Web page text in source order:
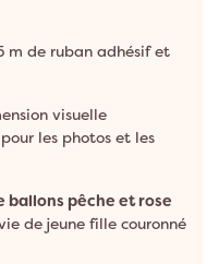
m de ruban adhésif et
visuelle
les photos et les
ballons pêche et rose
de jeune fille couronné